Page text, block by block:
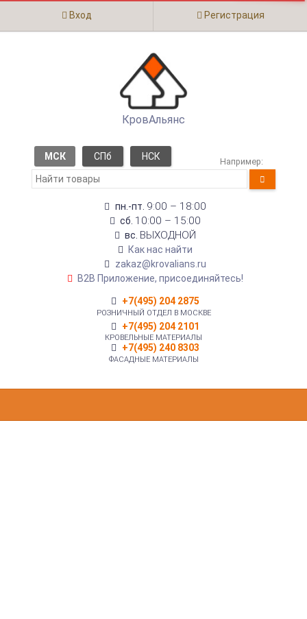
Вход Регистрация
КровАльянс
МСК СПб НСК Например:
пн.-пт. 9:00 – 18:00
сб. 10:00 – 15:00
вс. ВЫХОДНОЙ
Как нас найти
zakaz@krovalians.ru
B2B Приложение, присоединяйтесь!
+7(495) 204 2875
РОЗНИЧНЫЙ ОТДЕЛ В МОСКВЕ
+7(495) 204 2101
КРОВЕЛЬНЫЕ МАТЕРИАЛЫ
+7(495) 240 8303
ФАСАДНЫЕ МАТЕРИАЛЫ